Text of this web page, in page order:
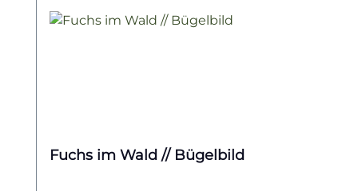
Fuchs im Wald // Bügelbild